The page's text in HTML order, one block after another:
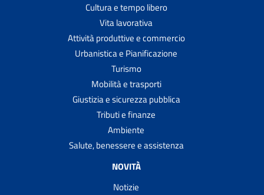
Cultura e tempo libero
Vita lavorativa
Attività produttive e commercio
Urbanistica e Pianificazione
Turismo
Mobilità e trasporti
Giustizia e sicurezza pubblica
Tributi e finanze
Ambiente
Salute, benessere e assistenza
NOVITÀ
Notizie